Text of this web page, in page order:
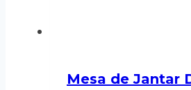
Mesa de Jantar